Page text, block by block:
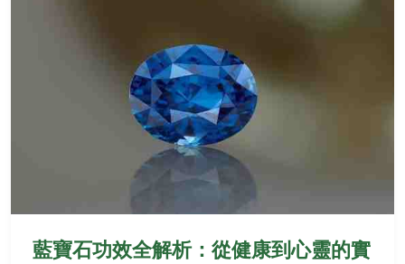
藍寶石功效全解析：從健康到心靈的實